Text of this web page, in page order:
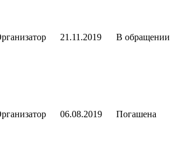
21.11.2019 В обращении
06.08.2019 Погашена